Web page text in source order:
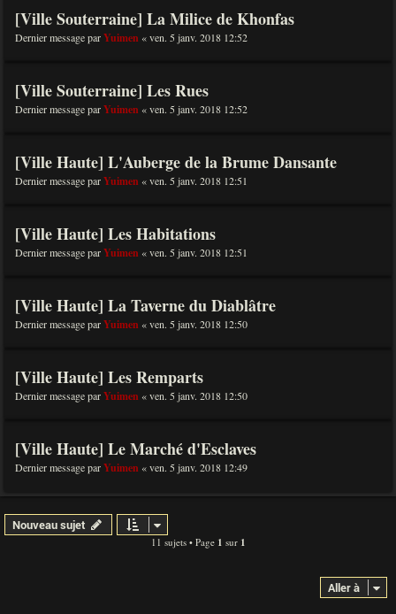
[Ville Souterraine] La Milice de Khonfas
Dernier message parYuimen «ven. 5 janv. 2018 12:52
[Ville Souterraine] Les Rues
Dernier message parYuimen «ven. 5 janv. 2018 12:52
[Ville Haute] L'Auberge de la Brume Dansante
Dernier message parYuimen «ven. 5 janv. 2018 12:51
[Ville Haute] Les Habitations
Dernier message parYuimen «ven. 5 janv. 2018 12:51
[Ville Haute] La Taverne du Diablâtre
Dernier message parYuimen «ven. 5 janv. 2018 12:50
[Ville Haute] Les Remparts
Dernier message parYuimen «ven. 5 janv. 2018 12:50
[Ville Haute] Le Marché d'Esclaves
Dernier message parYuimen «ven. 5 janv. 2018 12:49
Nouveau sujet
11 sujets • Page 1 sur 1
Aller à